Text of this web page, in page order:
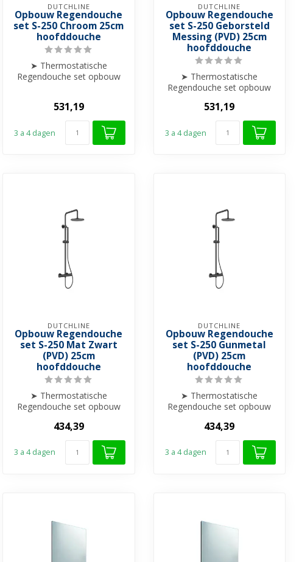
DUTCHLINE
Opbouw Regendouche
set S-250 Chroom 25cm
hoofddouche
➤ Thermostatische
Regendouche set opbouw
531,19
3 a 4 dagen
DUTCHLINE
Opbouw Regendouche
set S-250 Geborsteld
Messing (PVD) 25cm
hoofddouche
➤ Thermostatische
Regendouche set opbouw
➤ Hoogte verstelba...
531,19
3 a 4 dagen
DUTCHLINE
Opbouw Regendouche
set S-250 Mat Zwart
(PVD) 25cm
hoofddouche
➤ Thermostatische
Regendouche set opbouw
➤ Hoogte verstelba...
434,39
3 a 4 dagen
DUTCHLINE
Opbouw Regendouche
set S-250 Gunmetal
(PVD) 25cm
hoofddouche
➤ Thermostatische
Regendouche set opbouw
➤ Hoogte verstelba...
434,39
3 a 4 dagen